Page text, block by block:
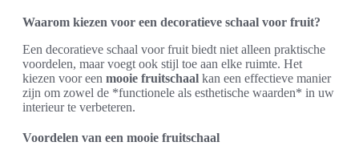
Waarom kiezen voor een decoratieve schaal voor fruit?
Een decoratieve schaal voor fruit biedt niet alleen praktische
voordelen, maar voegt ook stijl toe aan elke ruimte. Het
kiezen voor een mooie fruitschaal kan een effectieve manier
zijn om zowel de *functionele als esthetische waarden* in uw
interieur te verbeteren.
Voordelen van een mooie fruitschaal